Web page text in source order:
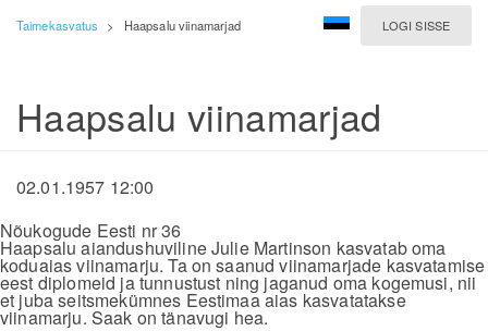
LOGI SISSE
Taimekasvatus > Haapsalu viinamarjad
Haapsalu viinamarjad
02.01.1957 12:00
Nõukogude Eesti nr 36
Haapsalu aiandushuviline Julie Martinson kasvatab oma
koduaias viinamarju. Ta on saanud viinamarjade kasvatamise
eest diplomeid ja tunnustust ning jaganud oma kogemusi, nii
et juba seitsmekümnes Eestimaa aias kasvatatakse
viinamarju. Saak on tänavugi hea.